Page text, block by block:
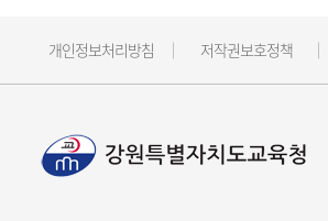
개인정보처리방침 저작권보호정책